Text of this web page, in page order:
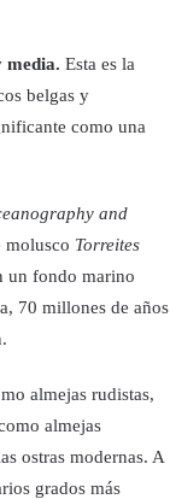
media. Esta es la
belgas y
como una
and
molusco Torreites
un fondo marino
70 millones de años
almejas rudistas,
almejas
ostras modernas. A
grados más